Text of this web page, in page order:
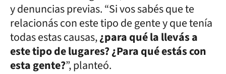
y denuncias previas. “Si vos sabés que te
relacionás con este tipo de gente y que tenía
todas estas causas,¿para qué la llevás a
este tipo de lugares? ¿Para qué estás con
esta gente?”, planteó.